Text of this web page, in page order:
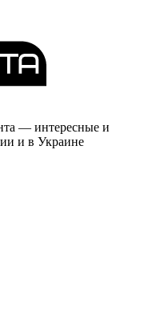
— интересные и
и в Украине